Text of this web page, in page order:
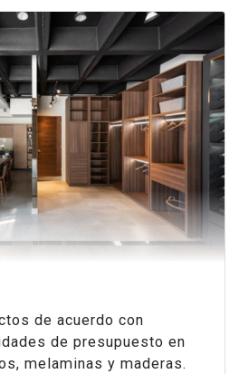
de acuerdo con
de presupuesto en
melaminas y maderas.